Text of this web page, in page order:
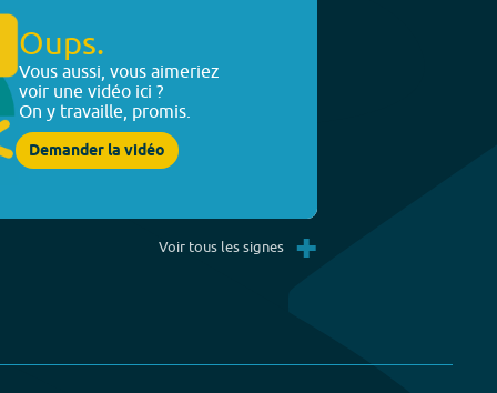
Oups.
Vous aussi, vous aimeriez
voir une vidéo ici ?
On y travaille, promis.
Demander la vidéo
Voir tous les signes +